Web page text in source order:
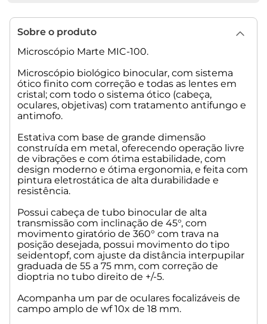
de trabalho w.d. 0.36 mm;
• Ac 100x retrátil e com imersão a óleo, com abertura
numérica n.a. 1.25, distancia de trabalho w.d. 0.10 mm.
Aumento de 40x a 1000x com a ocular de 10x,
opcionalmente de 64 a 1600x com ocular de 16x.
Platina dupla retangular mecânica com charriot
milimetrada, na cor preta medindo de 135 mm x 140 mm.
mecanismo resistente ao desgaste, altamente preciso, a fim
de minimizar vibração e desvio em relação ao eixo ótico.
Charriot mecânico com comando baixo e a direita para
conforto do operador, equipada com mecanismo de
deslocamento x/y através de pinhão e cremalheira,
realizando um percurso de 45 mm x 75 mm com escala de
vernier até 0.1 mm. Equipada com porta lâminas simples e
duplo.
Condensador de campo claro móvel, do tipo abbe com
abertura numérica n.a. De 0.90 a 1.25 mm, equipado com
diafragma de íris, de abertura ajustável através de anel
e cremalheira, com suporte para filtro de cor (opcionais)
para ajuste no balanço da cor.
Sobre o produto
Microscópio Marte MIC-100.
Microscópio biológico binocular, com sistema
ótico finito com correção e todas as lentes em
cristal; com todo o sistema ótico (cabeça,
oculares, objetivas) com tratamento antifungo e
antimofo.
Estativa com base de grande dimensão
construída em metal, oferecendo operação livre
de vibrações e com ótima estabilidade, com
design moderno e ótima ergonomia, e feita com
pintura eletrostática de alta durabilidade e
resistência.
Possui cabeça de tubo binocular de alta
transmissão com inclinação de 45°, com
movimento giratório de 360° com trava na
posição desejada, possui movimento do tipo
seidentopf, com ajuste da distância interpupilar
graduada de 55 a 75 mm, com correção de
dioptria no tubo direito de +/-5.
Acompanha um par de oculares focalizáveis de
campo amplo de wf 10x de 18 mm.